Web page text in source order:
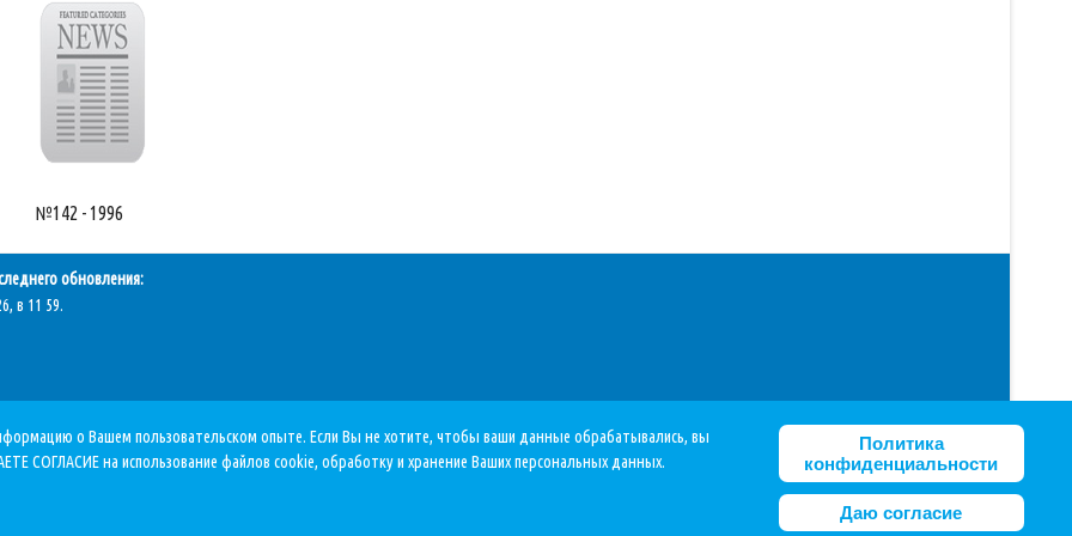
№142 - 1996
обновления:
в 11 59.
о Вашем пользовательском опыте. Если Вы не хотите, чтобы ваши данные обрабатывались, вы
СОГЛАСИЕ на использование файлов cookie, обработку и хранение Ваших персональных данных.
Политика
конфиденциальности
Даю согласие